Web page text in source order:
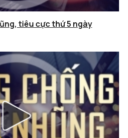
tiêu cực thứ 5 ngày